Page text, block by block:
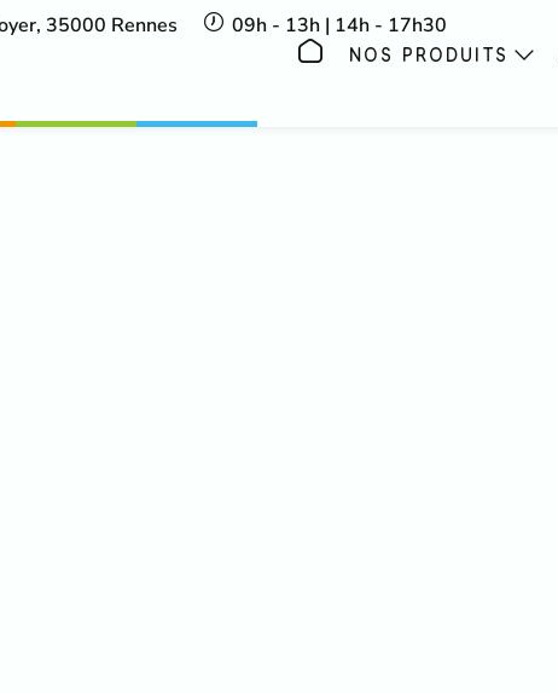
35000 Rennes 09h - 13h | 14h - 17h30
NOS PRODUITS